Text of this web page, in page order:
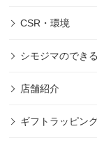
CSR・環境
シモジマのでき
店舗紹介
ギフトラッピン